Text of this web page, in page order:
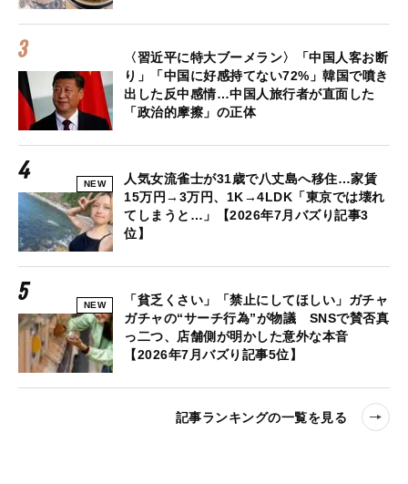
〈習近平に特大ブーメラン〉「中国人客お断
り」「中国に好感持てない72%」韓国で噴き
出した反中感情…中国人旅行者が直面した
「政治的摩擦」の正体
NEW
人気女流雀士が31歳で八丈島へ移住…家賃
15万円→3万円、1K→4LDK「東京では壊れ
てしまうと…」【2026年7月バズり記事3
位】
NEW
「貧乏くさい」「禁止にしてほしい」ガチャ
ガチャの“サーチ行為”が物議 SNSで賛否真
っ二つ、店舗側が明かした意外な本音
【2026年7月バズり記事5位】
記事ランキングの一覧を見る